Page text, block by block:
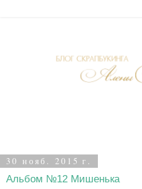
30 нояб. 2015 г.
Альбом №12 Мишенька